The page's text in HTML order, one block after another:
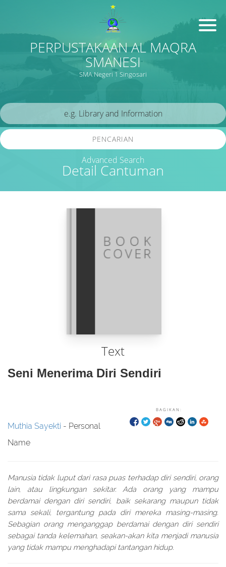
PERPUSTAKAAN AL MAQRA
SMANESI
SMA Negeri 1 Singosari
Detail Cantuman
PENCARIAN
Advanced Search
Text
Seni Menerima Diri Sendiri
BAGIKAN:
Muthia Sayekti - Personal
Name
Manusia tidak luput dari rasa puas terhadap diri sendiri, orang
lain, atau lingkungan sekitar. Ada orang yang mampu
berdamai dengan diri sendiri, baik sekarang maupun tidak
sama sekali, tergantung pada diri mereka masing-masing.
Sebagian orang menganggap berdamai dengan diri sendiri
sebagai tanda kelemahan, seakan-akan kita menjadi manusia
yang tidak mampu menghadapi tantangan hidup.